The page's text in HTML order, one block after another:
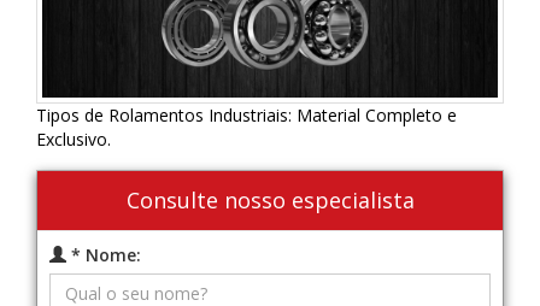
Tipos de Rolamentos Industriais: Material Completo e
Exclusivo.
Consulte nosso especialista
* Nome: